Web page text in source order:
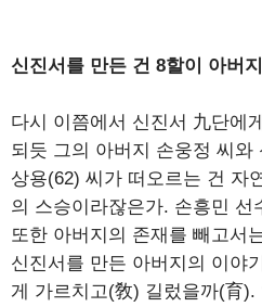
신진서를 만든 건 8할이 아버지
다시 이쯤에서 신진서 九단에
되듯 그의 아버지 손웅정 씨와
상용(62) 씨가 떠오르는 건 자
의 스승이라잖은가. 손흥민
또한 아버지의 존재를 빼고서
신진서를 만든 아버지의 이야
게 가르치고(敎) 길렀을까(育